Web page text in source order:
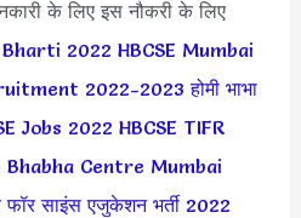
के लिए इस नौकरी के लिए
Bharti 2022 HBCSE Mumbai
2022-2023 होमी भाभा
Jobs 2022 HBCSE TIFR
Bhabha Centre Mumbai
फॉर साइंस एजुकेशन भर्ती 2022